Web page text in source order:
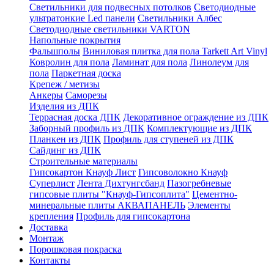
Светильники для подвесных потолков Светодиодные
ультратонкие Led панели Светильники Албес
Светодиодные светильники VARTON
Напольные покрытия
Фальшполы Виниловая плитка для пола Tarkett Art Vinyl
Ковролин для пола Ламинат для пола Линолеум для
пола Паркетная доска
Крепеж / метизы
Анкеры Саморезы
Изделия из ДПК
Террасная доска ДПК Декоративное ограждение из ДПК
Заборный профиль из ДПК Комплектующие из ДПК
Планкен из ДПК Профиль для ступеней из ДПК
Сайдинг из ДПК
Строительные материалы
Гипсокартон Кнауф Лист Гипсоволокно Кнауф
Суперлист Лента Дихтунгсбанд Пазогребневые
гипсовые плиты "Кнауф-Гипсоплита" Цементно-
минеральные плиты АКВАПАНЕЛЬ Элементы
крепления Профиль для гипсокартона
Доставка
Монтаж
Порошковая покраска
Контакты